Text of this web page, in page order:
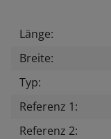
Wert
Länge:
Breite:
Typ:
Referenz 1:
Referenz 2: